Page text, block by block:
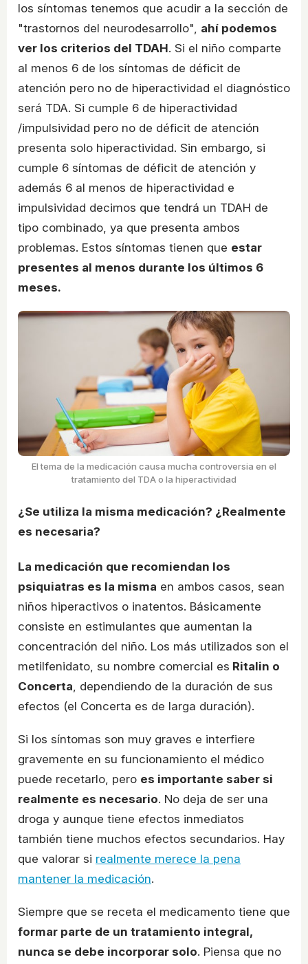
los síntomas tenemos que acudir a la sección de
"trastornos del neurodesarrollo", ahí podemos
ver los criterios del TDAH. Si el niño comparte
al menos 6 de los síntomas de déficit de
atención pero no de hiperactividad el diagnóstico
será TDA. Si cumple 6 de hiperactividad
/impulsividad pero no de déficit de atención
presenta solo hiperactividad. Sin embargo, si
cumple 6 síntomas de déficit de atención y
además 6 al menos de hiperactividad e
impulsividad decimos que tendrá un TDAH de
tipo combinado, ya que presenta ambos
problemas. Estos síntomas tienen que estar
presentes al menos durante los últimos 6
meses.
El tema de la medicación causa mucha controversia en el
tratamiento del TDA o la hiperactividad
¿Se utiliza la misma medicación? ¿Realmente
es necesaria?
La medicación que recomiendan los
psiquiatras es la misma en ambos casos, sean
niños hiperactivos o inatentos. Básicamente
consiste en estimulantes que aumentan la
concentración del niño. Los más utilizados son el
metilfenidato, su nombre comercial es Ritalin o
Concerta, dependiendo de la duración de sus
efectos (el Concerta es de larga duración).
Si los síntomas son muy graves e interfiere
gravemente en su funcionamiento el médico
puede recetarlo, pero es importante saber si
realmente es necesario. No deja de ser una
droga y aunque tiene efectos inmediatos
también tiene muchos efectos secundarios. Hay
que valorar si realmente merece la pena
mantener la medicación.
Siempre que se receta el medicamento tiene que
formar parte de un tratamiento integral,
nunca se debe incorporar solo. Piensa que no